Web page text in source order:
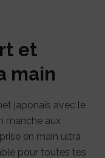
et
main
japonais avec le
manche aux
en main ultra
pour toutes tes